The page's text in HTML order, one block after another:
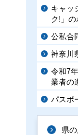
キャッ
ク!」
公私合
神奈川
令和7
業者の
パスポ
県